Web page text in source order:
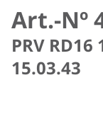
Art.-Nº
PRV RD16
15.03.43